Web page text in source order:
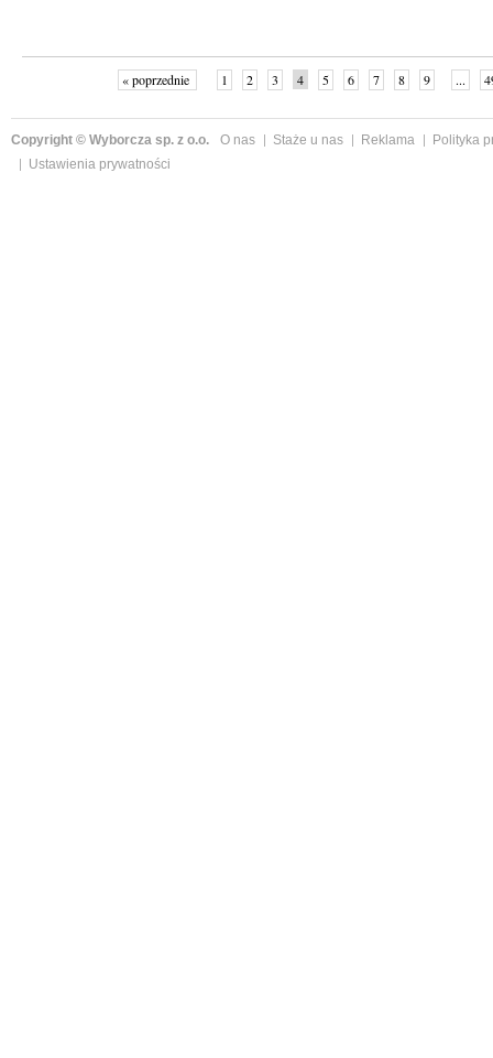
« poprzednie 1 2 3 4 5 6 7 8 9 ...
Copyright © Wyborcza sp. z o.o. O nas Staże u nas Reklama
Polityka
Ustawienia prywatności